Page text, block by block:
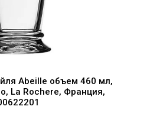
Abeille объем 460 мл,
La Rochere, Франция,